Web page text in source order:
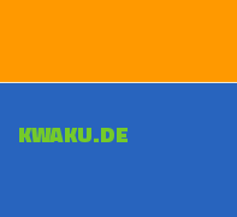
KWAKU.DE